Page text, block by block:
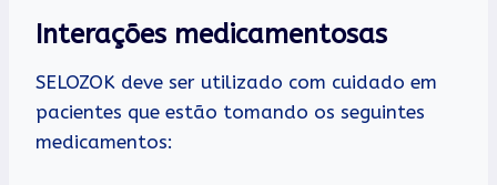
Interações medicamentosas
SELOZOK deve ser utilizado com cuidado em
pacientes que estão tomando os seguintes
medicamentos: